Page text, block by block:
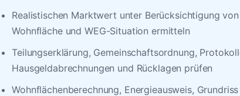
Realistischen Marktwert unter Berücksichtigung
Wohnfläche und WEG-Situation ermitteln
Teilungserklärung, Gemeinschaftsordnung,
Hausgeldabrechnungen und Rücklagen prüfen
Wohnflächenberechnung, Energieausweis,